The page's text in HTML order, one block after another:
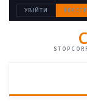
УВІЙТИ